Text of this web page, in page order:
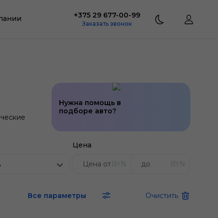
+375 29 677-00-99
Заказать звонок
Нужна помощь в
подборе авто?
Цена
BYN BYN
Все параметры Очистить